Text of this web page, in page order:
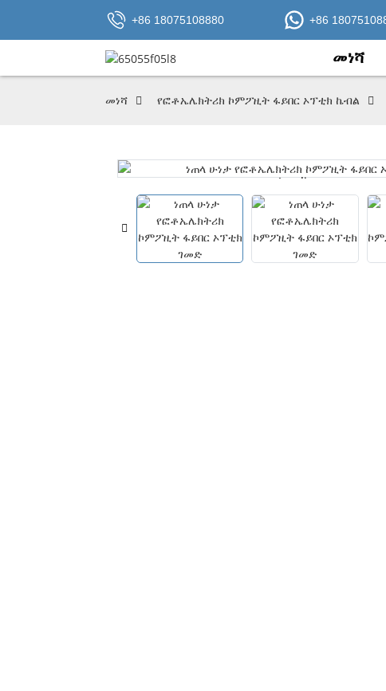
+86 18075108880 +86
መነሻ
መነሻ የፎቶኤሌክትሪክ ኮምፖዚት ፋይበር ኦፕቲክ ኬብል
Loading...
Loading...